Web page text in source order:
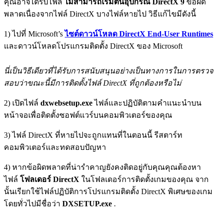
คุณอาจได้รับไฟล์ ไม่สามารถเริ่มต้นอุปกรณ์ DirectX 9 ข้อผิด
พลาดเนื่องจากไฟล์ DirectX บางไฟล์หายไป วิธีแก้ไขมีดังนี้
1) ไปที่ Microsoft’sไซต์ดาวน์โหลด DirectX End-User Runtimes
และดาวน์โหลดโปรแกรมติดตั้ง DirectX ของ Microsoft
นี่เป็นวิธีเดียวที่ได้รับการสนับสนุนอย่างเป็นทางการในการตรวจ
สอบว่าขณะนี้มีการติดตั้งไฟล์ DirectX ที่ถูกต้องหรือไม่
2) เปิดไฟล์ dxwebsetup.exeไฟล์และปฏิบัติตามคำแนะนำบน
หน้าจอเพื่อติดตั้งซอฟต์แวร์บนคอมพิวเตอร์ของคุณ
3) ไฟล์ DirectX ที่หายไปจะถูกแทนที่ในตอนนี้ รีสตาร์ท
คอมพิวเตอร์และทดสอบปัญหา
4) หากข้อผิดพลาดที่น่ารำคาญยังคงติดอยู่กับคุณคุณต้องหา
ไฟล์ โฟลเดอร์ DirectX ในโฟลเดอร์การติดตั้งเกมของคุณ จาก
นั้นเรียกใช้ไฟล์ปฏิบัติการโปรแกรมติดตั้ง DirectX พิเศษของเกม
โดยทั่วไปมีชื่อว่า DXSETUP.exe .